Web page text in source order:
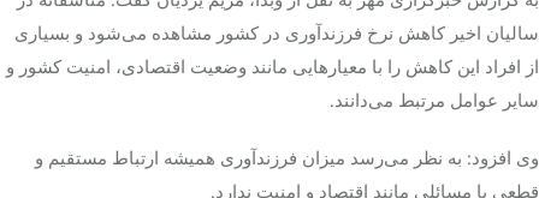
تبلیغات راه نو نیوز
آوین دیلی
تک کده
سالیان اخیر کاهش نرخ فرزندآوری در کشور مشاهده می‌شود و بسیاری
از افراد این کاهش را با معیارهایی مانند وضعیت اقتصادی، امنیت کشور و
سایر عوامل مرتبط می‌دانند.
وی افزود: به نظر می‌رسد میزان فرزندآوری همیشه ارتباط مستقیم و
قطعی با مسائلی مانند اقتصاد و امنیت ندارد.